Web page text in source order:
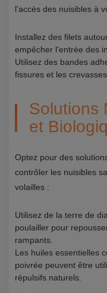
l'accès des nuisibles à
Installez des filets
empêcher l'entrée des
Utilisez des bandes
fissures et les crevasses.
Solutions
et
Optez pour des
contrôler les nuisibles
volailles :
Utilisez de la terre de
poulailler pour
rampants.
Les huiles essentielles
poivrée peuvent être
répulsifs naturels.